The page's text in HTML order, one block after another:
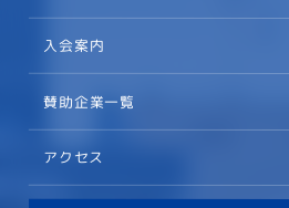
入会案内
賛助企業一覧
アクセス